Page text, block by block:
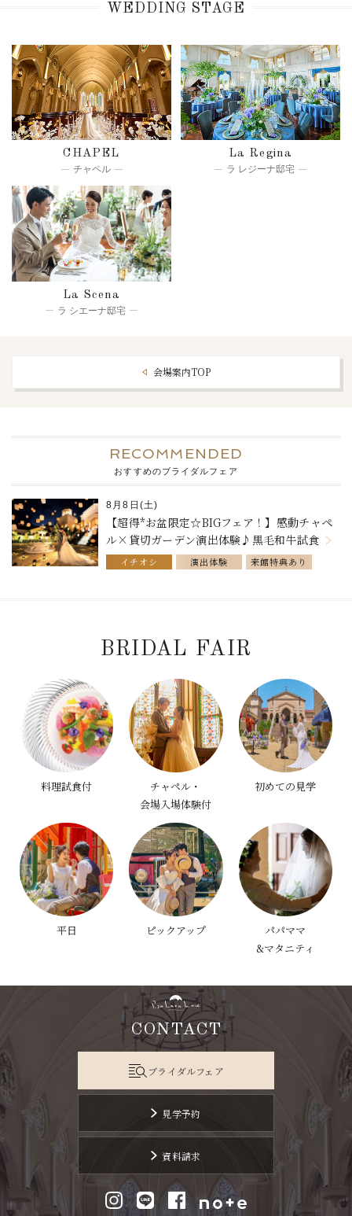
WEDDING STAGE
CHAPEL
チャペル
La Regina
ラ レジーナ邸宅
La Scena
ラ シエーナ邸宅
会場案内TOP
RECOMMENDED
おすすめのブライダルフェア
8月8日(土)
【超得*お盆限定☆BIGフェア！】感動チャペ
ル×貸切ガーデン演出体験♪黒毛和牛試食
イチオシ 演出体験
来館特典あり
BRIDAL FAIR
料理試食付
チャペル・
会場入場体験付
初めての見学
平日 ピックアップ
パパママ
&マタニティ
CONTACT
ブライダルフェア
見学予約
資料請求